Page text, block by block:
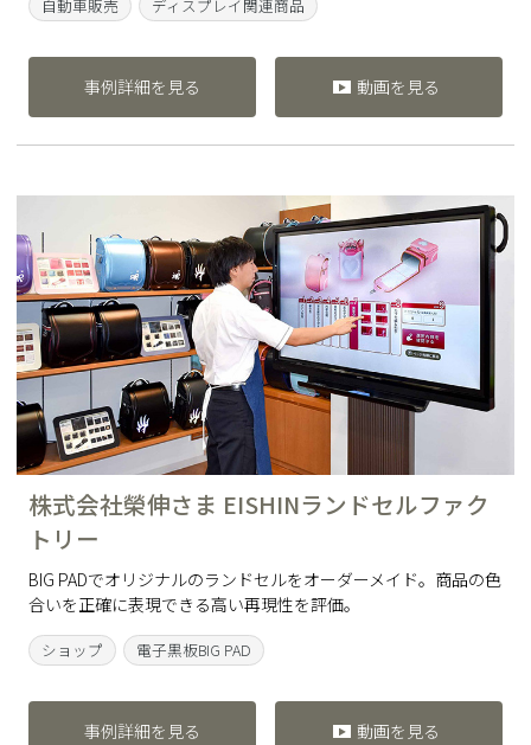
自動車販売 ディスプレイ関連商品
事例詳細を見る 動画を見る
株式会社榮伸さま EISHINランドセルファク
トリー
BIG PADでオリジナルのランドセルをオーダーメイド。商品の色
合いを正確に表現できる高い再現性を評価。
ショップ 電子黒板BIG PAD
事例詳細を見る 動画を見る